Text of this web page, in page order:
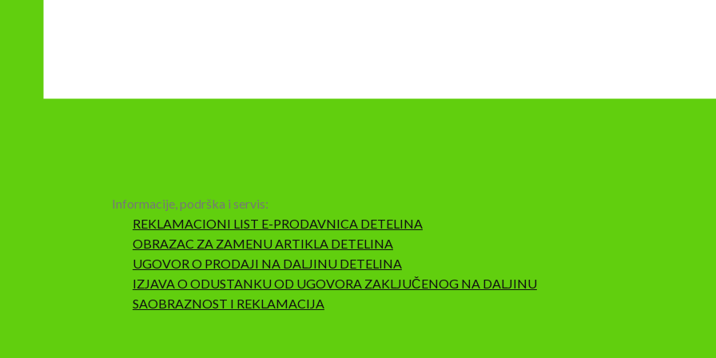
Informacije, podrška i servis:
REKLAMACIONI LIST E-PRODAVNICA DETELINA
OBRAZAC ZA ZAMENU ARTIKLA DETELINA
UGOVOR O PRODAJI NA DALJINU DETELINA
IZJAVA O ODUSTANKU OD UGOVORA ZAKLJUČENOG NA DALJINU
SAOBRAZNOST I REKLAMACIJA